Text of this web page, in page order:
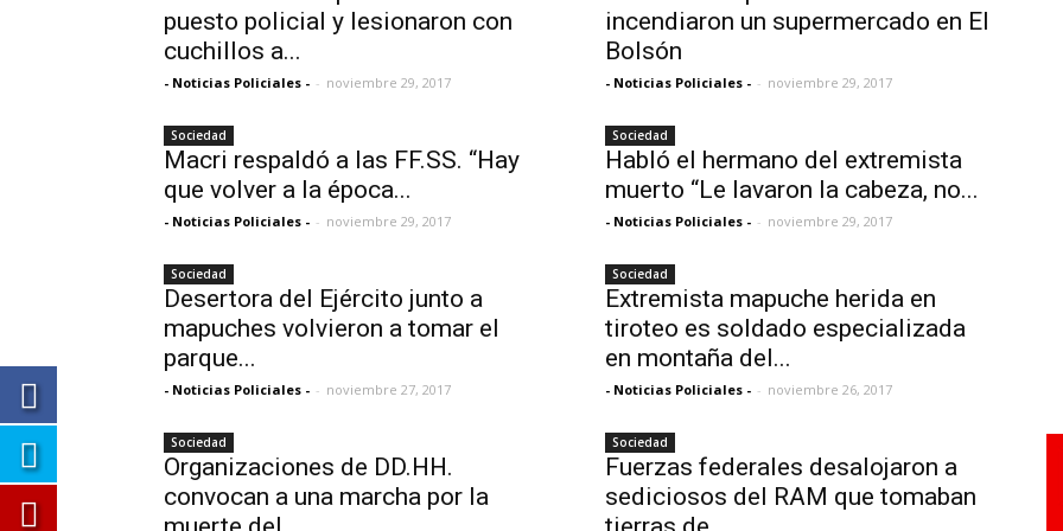
puesto policial y lesionaron con
cuchillos a...
- Noticias Policiales - - noviembre 29, 2017
incendiaron un supermercado en El
Bolsón
- Noticias Policiales - - noviembre 29, 2017
Sociedad
Macri respaldó a las FF.SS. “Hay
que volver a la época...
- Noticias Policiales - - noviembre 29, 2017
Sociedad
Habló el hermano del extremista
muerto “Le lavaron la cabeza, no...
- Noticias Policiales - - noviembre 29, 2017
Sociedad
Desertora del Ejército junto a
mapuches volvieron a tomar el
parque...
- Noticias Policiales - - noviembre 27, 2017
Sociedad
Extremista mapuche herida en
tiroteo es soldado especializada
en montaña del...
- Noticias Policiales - - noviembre 26, 2017
Sociedad
Organizaciones de DD.HH.
convocan a una marcha por la
Sociedad
Fuerzas federales desalojaron a
sediciosos del RAM que tomaban